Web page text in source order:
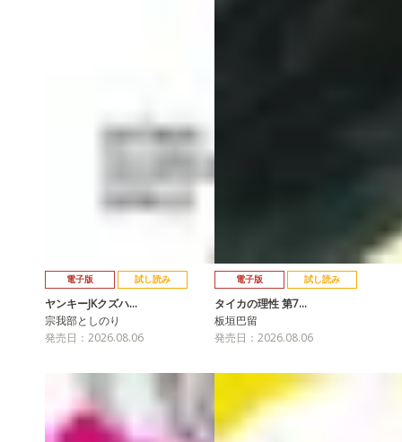
電子版 試し読み
ヤンキーJKクズハ…
宗我部としのり
発売日：2026.08.06
電子版 試し読み
タイカの理性 第7…
板垣巴留
発売日：2026.08.06